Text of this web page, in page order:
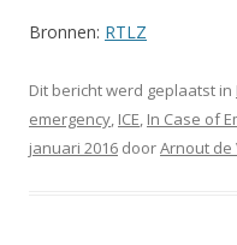
Bronnen: RTLZ
Dit bericht werd geplaatst in
emergency, ICE, In Case of
januari 2016 doorArnout de